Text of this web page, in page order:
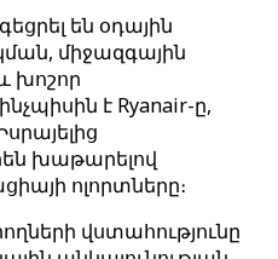
են օդային
միջազգային
խոշոր
է Ryanair-ը,
խաթարելով
ոլորտները։
վստահությունը